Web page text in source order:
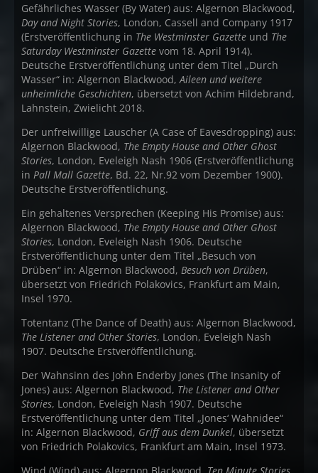
Gefährliches Wasser (By Water) aus: Algernon Blackwood,
Day and Night Stories, London, Cassell and Company 1917
(Erstveröffentlichung in The Westminster Gazette und The
Saturday Westminster Gazette vom 18. April 1914).
Deutsche Erstveröffentlichung unter dem Titel „Durch
Wasser“ in: Algernon Blackwood, Aileen und weitere
unheimliche Geschichten, übersetzt von Achim Hildebrand,
Lahnstein, Zwielicht 2018.
Der unfreiwillige Lauscher (A Case of Eavesdropping) aus:
Algernon Blackwood, The Empty House and Other Ghost
Stories, London, Eveleigh Nash 1906 (Erstveröffentlichung
in Pall Mall Gazette, Bd. 22, Nr.92 vom Dezember 1900).
Deutsche Erstveröffentlichung.
Ein gehaltenes Versprechen (Keeping His Promise) aus:
Algernon Blackwood, The Empty House and Other Ghost
Stories, London, Eveleigh Nash 1906. Deutsche
Erstveröffentlichung unter dem Titel „Besuch von
Drüben“ in: Algernon Blackwood, Besuch von Drüben,
übersetzt von Friedrich Polakovics, Frankfurt am Main,
Insel 1970.
Totentanz (The Dance of Death) aus: Algernon Blackwood,
The Listener and Other Stories, London, Eveleigh Nash
1907. Deutsche Erstveröffentlichung.
Der Wahnsinn des John Enderby Jones (The Insanity of
Jones) aus: Algernon Blackwood, The Listener and Other
Stories, London, Eveleigh Nash 1907. Deutsche
Erstveröffentlichung unter dem Titel „Jones‘ Wahnidee“
in: Algernon Blackwood, Griff aus dem Dunkel, übersetzt
von Friedrich Polakovics, Frankfurt am Main, Insel 1973.
Wind (Wind) aus: Algernon Blackwood, Ten Minute Stories